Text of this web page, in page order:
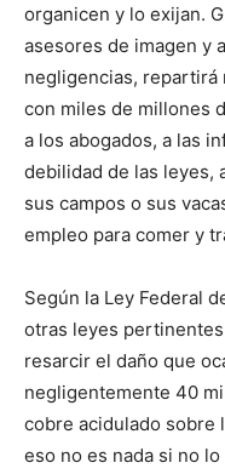
organicen y lo exijan.
asesores de imagen y
negligencias, repartirá
con miles de millones
a los abogados, a las
debilidad de las leyes,
sus campos o sus
empleo para comer y
Según la Ley Federal
otras leyes
resarcir el daño que
negligentemente 40
cobre acidulado sobre
eso no es nada si no